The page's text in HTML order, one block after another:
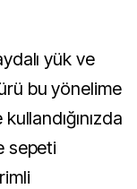
yük ve
bu yönelime
sepeti